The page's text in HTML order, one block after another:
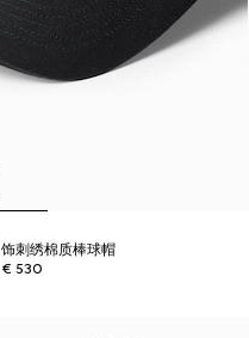
饰刺绣棉质棒球帽
€ 530